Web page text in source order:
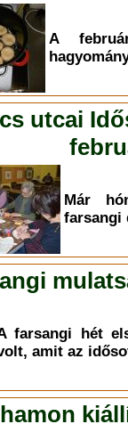
A
utcai
Már
farsangi
farsangi hét
amit az